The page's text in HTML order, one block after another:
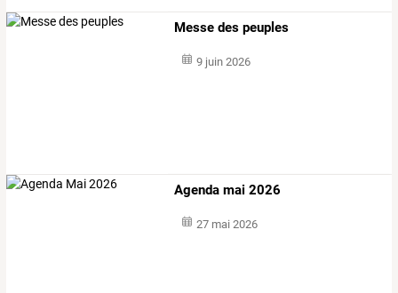
Messe des peuples
9 juin 2026
Agenda mai 2026
27 mai 2026